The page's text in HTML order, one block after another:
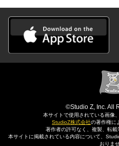
©Studio Z, Inc. All
本サイトで使用されている画像
StudioZ株式会社の著作権に
著作者の許可なく、複製、転載
本サイトに掲載されている内容について、
おりま